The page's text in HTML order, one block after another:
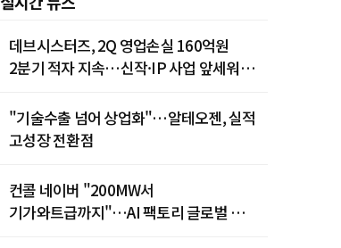
데브시스터즈, 2Q 영업손실 160억원
2분기 적자 지속…신작·IP 사업 앞세워
"기술수출 넘어 상업화"…알테오젠, 실적
고성장 전환점
컨콜 네이버 "200MW서
기가와트급까지"…AI 팩토리 글로벌 확장